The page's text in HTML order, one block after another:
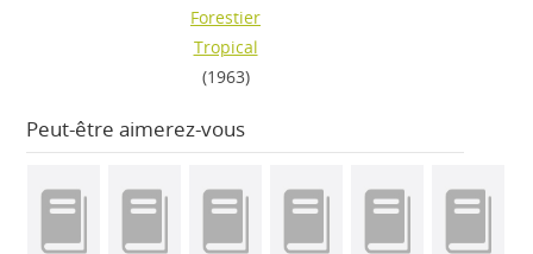
Forestier
Tropical
(1963)
Peut-être aimerez-vous